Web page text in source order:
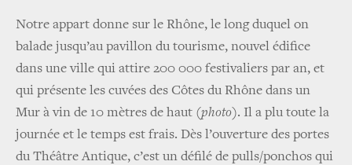
Notre appart donne sur le Rhône, le long duquel on
balade jusqu’au pavillon du tourisme, nouvel édifice
dans une ville qui attire 200 000 festivaliers par an, et
qui présente les cuvées des Côtes du Rhône dans un
Mur à vin de 10 mètres de haut (photo). Il a plu toute la
journée et le temps est frais. Dès l’ouverture des portes
du Théâtre Antique, c’est un défilé de pulls/ponchos qui